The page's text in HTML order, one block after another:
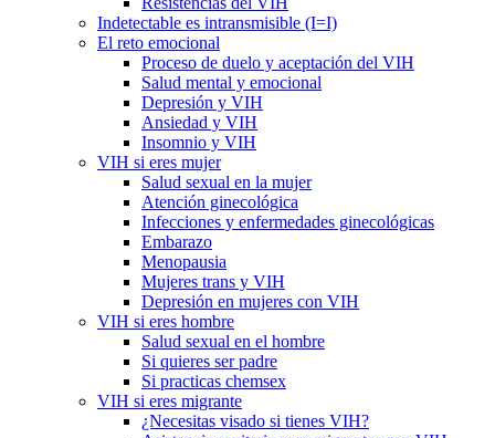
Indetectable es intransmisible (I=I)
El reto emocional
Proceso de duelo y aceptación del VIH
Salud mental y emocional
Depresión y VIH
Ansiedad y VIH
Insomnio y VIH
VIH si eres mujer
Salud sexual en la mujer
Atención ginecológica
Infecciones y enfermedades ginecológicas
Embarazo
Menopausia
Mujeres trans y VIH
Depresión en mujeres con VIH
VIH si eres hombre
Salud sexual en el hombre
Si quieres ser padre
Si practicas chemsex
VIH si eres migrante
¿Necesitas visado si tienes VIH?